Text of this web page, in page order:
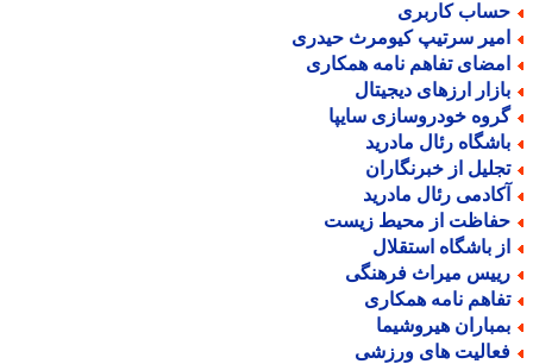
کاربری
سرتیپ کیومرث حیدری
تفاهم نامه همکاری
ارزهای دیجیتال
خودروسازی سایپا
رئال مادرید
از خبرنگاران
رئال مادرید
از محیط زیست
باشگاه استقلال
میراث فرهنگی
نامه همکاری
هیروشیما
های ورزشی